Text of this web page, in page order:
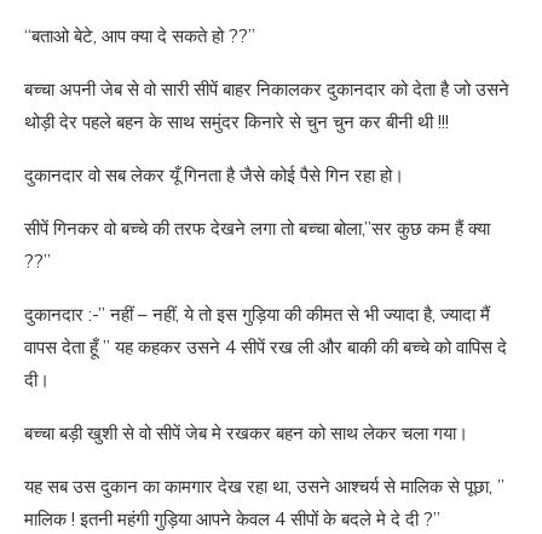
“बताओ बेटे, आप क्या दे सकते हो ??”
बच्चा अपनी जेब से वो सारी सीपें बाहर निकालकर दुकानदार को देता है जो उसने
थोड़ी देर पहले बहन के साथ समुंदर किनारे से चुन चुन कर बीनी थी !!!
दुकानदार वो सब लेकर यूँ गिनता है जैसे कोई पैसे गिन रहा हो।
सीपें गिनकर वो बच्चे की तरफ देखने लगा तो बच्चा बोला,”सर कुछ कम हैं क्या
??”
दुकानदार :-” नहीं – नहीं, ये तो इस गुड़िया की कीमत से भी ज्यादा है, ज्यादा मैं
वापस देता हूँ ” यह कहकर उसने 4 सीपें रख ली और बाकी की बच्चे को वापिस दे
दी।
बच्चा बड़ी खुशी से वो सीपें जेब मे रखकर बहन को साथ लेकर चला गया।
यह सब उस दुकान का कामगार देख रहा था, उसने आश्चर्य से मालिक से पूछा, ”
मालिक ! इतनी महंगी गुड़िया आपने केवल 4 सीपों के बदले मे दे दी ?”